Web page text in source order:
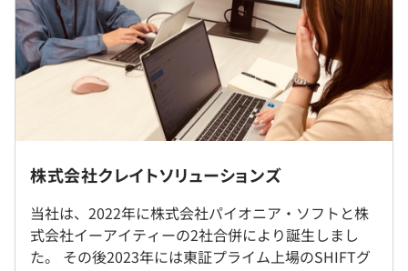
■働く環境
平均残業時間は15時間程度です。ワークライフバランスを
重視する方も歓迎しております。
当社社員・パートナー企業とチームを構成し、チームで対
応するスタイルをとっています。
なんてことはありません。
社内もしくはお客様先での勤務となります。出社メインで
す。
就業場所の変更範囲
＜雇入時＞
（※想定年収は年収提示額を保証するものではありません）
9:00〜18:00（所定労働時間：8時間）
平均残業時間：平均15時間／月
株式会社クレイトソリューションズ
当社は、2022年に株式会社パイオニア・ソフトと株
式会社イーアイティーの2社合併により誕生しまし
た。 その後2023年には東証プライム上場のSHIFTグ